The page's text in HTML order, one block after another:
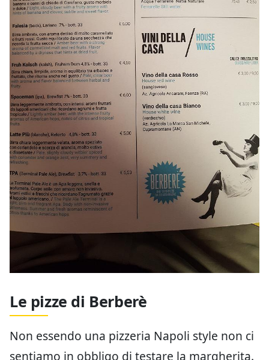
Le pizze di Berberè
Non essendo una pizzeria Napoli style non ci
sentiamo in obbligo di testare la margherita.